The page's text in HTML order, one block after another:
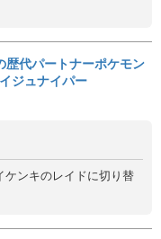
歴代パートナーポケモン
ジュナイパー
ケンキのレイドに切り替